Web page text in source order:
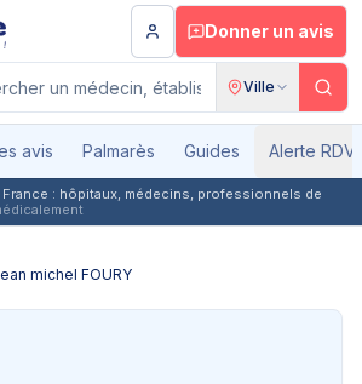
Donner un avis
Ville
avis Palmarès Guides Alerte RDV
: hôpitaux, médecins, professionnels de
michel FOURY